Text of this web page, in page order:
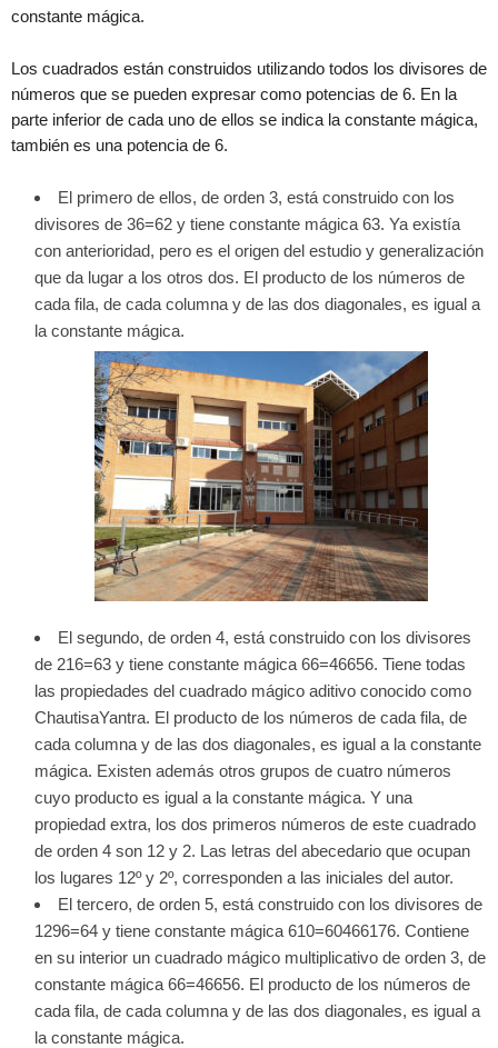
constante mágica.
Los cuadrados están construidos utilizando todos los divisores de
números que se pueden expresar como potencias de 6. En la
parte inferior de cada uno de ellos se indica la constante mágica,
también es una potencia de 6.
El primero de ellos, de orden 3, está construido con los
divisores de 36=62 y tiene constante mágica 63. Ya existía
con anterioridad, pero es el origen del estudio y generalización
que da lugar a los otros dos. El producto de los números de
cada fila, de cada columna y de las dos diagonales, es igual a
la constante mágica.
El segundo, de orden 4, está construido con los divisores
de 216=63 y tiene constante mágica 66=46656. Tiene todas
las propiedades del cuadrado mágico aditivo conocido como
ChautisaYantra. El producto de los números de cada fila, de
cada columna y de las dos diagonales, es igual a la constante
mágica. Existen además otros grupos de cuatro números
cuyo producto es igual a la constante mágica. Y una
propiedad extra, los dos primeros números de este cuadrado
de orden 4 son 12 y 2. Las letras del abecedario que ocupan
los lugares 12º y 2º, corresponden a las iniciales del autor.
El tercero, de orden 5, está construido con los divisores de
1296=64 y tiene constante mágica 610=60466176. Contiene
en su interior un cuadrado mágico multiplicativo de orden 3, de
constante mágica 66=46656. El producto de los números de
cada fila, de cada columna y de las dos diagonales, es igual a
la constante mágica.